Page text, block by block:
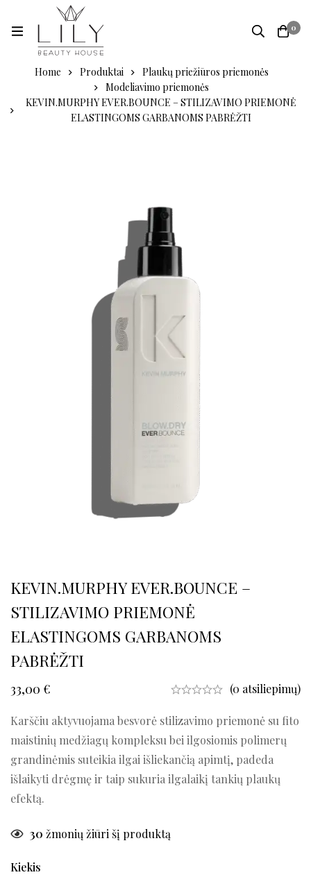
0
Home Produktai
Plaukų priežiūros priemonės
Modeliavimo priemonės
KEVIN.MURPHY EVER.BOUNCE – STILIZAVIMO PRIEMONĖ
ELASTINGOMS GARBANOMS PABRĖŽTI
KEVIN.MURPHY EVER.BOUNCE –
STILIZAVIMO PRIEMONĖ
ELASTINGOMS GARBANOMS
PABRĖŽTI
33,00 € (0 atsiliepimų)
Karščiu aktyvuojama besvorė stilizavimo priemonė su fito
maistinių medžiagų kompleksu bei ilgosiomis polimerų
grandinėmis suteikia ilgai išliekančią apimtį, padeda
išlaikyti drėgmę ir taip sukuria ilgalaikį tankių plaukų
efektą.
30 žmonių žiūri šį produktą
Kiekis